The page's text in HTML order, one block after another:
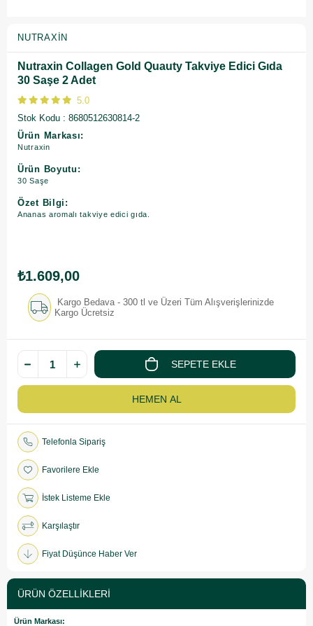
NUTRAXIN
Nutraxin Collagen Gold Quauty Takviye Edici Gıda
30 Saşe 2 Adet
5.0
Stok Kodu
8680512630814-2
Ürün Markası:
Nutraxin
Ürün Boyutu:
30 Saşe
Özet Bilgi:
Ananas aromalı takviye edici gıda.
₺1.609,00
Kargo Bedava - 300 tl ve Üzeri Tüm Alışverişlerinizde
Kargo Ücretsiz
Telefonla Sipariş
Favorilere Ekle
İstek Listeme Ekle
Karşılaştır
Fiyat Düşünce Haber Ver
ÜRÜN ÖZELLIKLERI
Ürün Markası: